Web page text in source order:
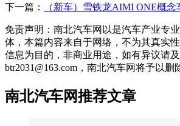
下一篇： （新车）雪铁龙AIMI ONE概
免责声明：南北汽车网以是汽车产业专
体，本篇内容来自于网络，不为其真实
信息为目的，非商业用途，如有异议请
btr2031@163.com，南北汽车网将予以删
南北汽车网推荐文章